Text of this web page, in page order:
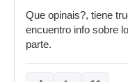
Que opinais?, tiene
encuentro info sobre
parte.